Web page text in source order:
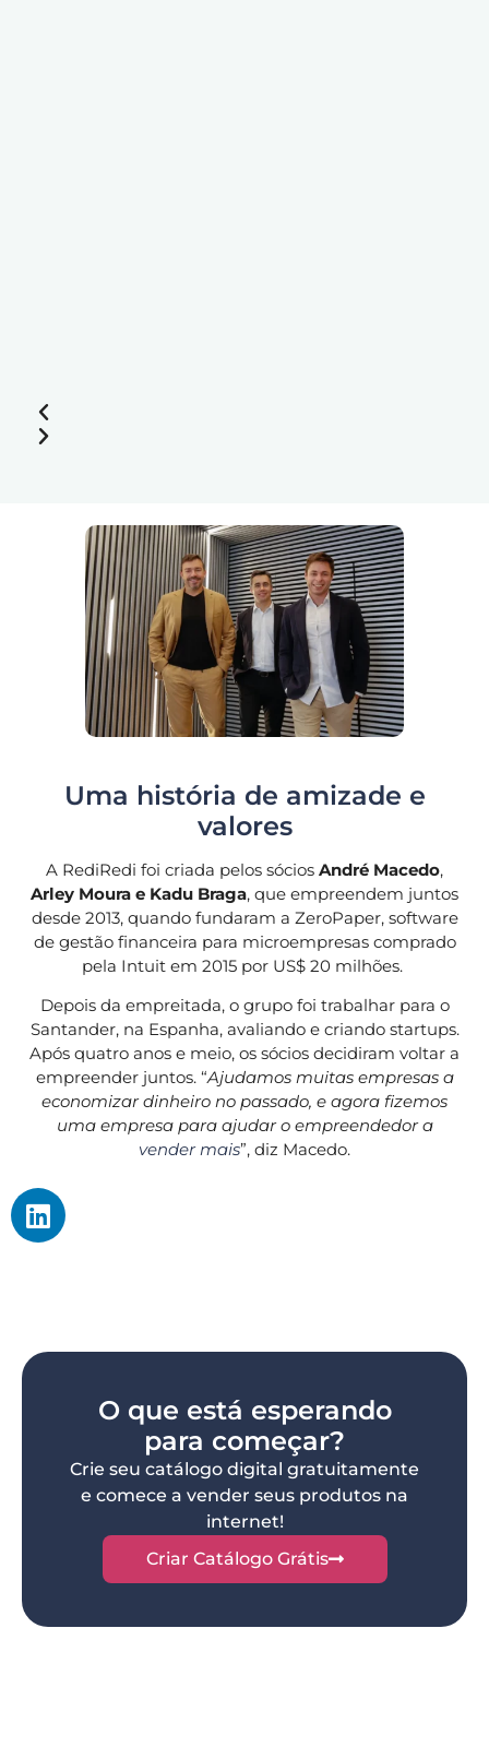
Uma história de amizade e
valores
A RediRedi foi criada pelos sócios André Macedo,
Arley Moura e Kadu Braga, que empreendem juntos
desde 2013, quando fundaram a ZeroPaper, software
de gestão financeira para microempresas comprado
pela Intuit em 2015 por US$ 20 milhões.
Depois da empreitada, o grupo foi trabalhar para o
Santander, na Espanha, avaliando e criando startups.
Após quatro anos e meio, os sócios decidiram voltar a
empreender juntos. “Ajudamos muitas empresas a
economizar dinheiro no passado, e agora fizemos
uma empresa para ajudar o empreendedor a
vender mais”, diz Macedo.
O que está esperando
para começar?
Crie seu catálogo digital gratuitamente
e comece a vender seus produtos na
internet!
Criar Catálogo Grátis